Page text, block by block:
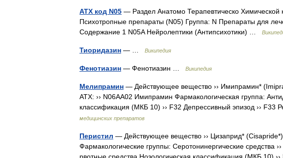
АТХ код N05 — Раздел Анатомо Терапевтическо Химической
Психотропные препараты (N05) Группа: N Препараты для
Содержание 1 N05A Нейролептики (Антипсихотики) …
Тиоридазин — … Википедия
Фенотиазин — Фенотиазин … Википедия
Мелипрамин — Действующее вещество ›› Имипрамин*
АТХ: ›› N06AA02 Имипрамин Фармакологическая группа:
классификация (МКБ 10) ›› F32 Депрессивный эпизод ››
медицинских препаратов
Перистил — Действующее вещество ›› Цизаприд*
Фармакологические группы: Серотонинергические средства